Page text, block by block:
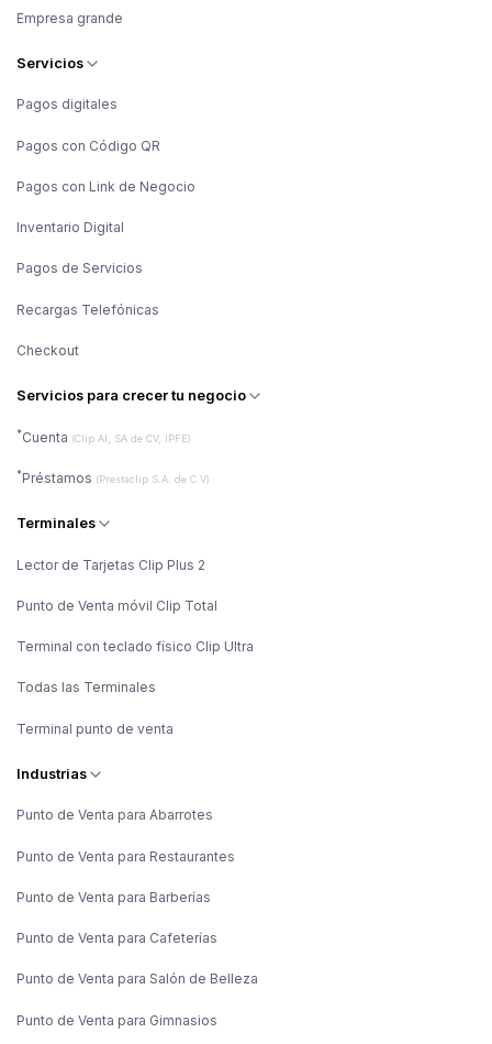
Terminales
Lector de Tarjetas Clip Plus 2
Punto de Venta móvil Clip Total
Terminal con teclado físico Clip Ultra
Todas las Terminales
Terminal punto de venta
Industrias
Punto de Venta para Abarrotes
Punto de Venta para Restaurantes
Punto de Venta para Barberías
Punto de Venta para Cafeterías
Punto de Venta para Salón de Belleza
Punto de Venta para Gimnasios
Servicios
Pagos digitales
Pagos con Código QR
Pagos con Link de Negocio
Inventario Digital
Pagos de Servicios
Recargas Telefónicas
Checkout
Servicios para crecer tu negocio
*Cuenta (Clip AI, SA de CV, IPFE)
*Préstamos (Prestaclip S.A. de C.V)
Empresa grande